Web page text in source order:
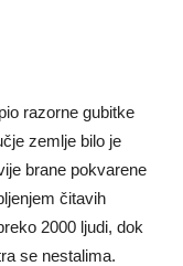
razorne gubitke
zemlje bilo je
brane pokvarene
čitavih
2000 ljudi, dok
se nestalima.